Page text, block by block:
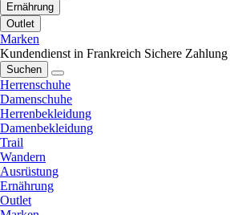
Ernährung
Outlet
Marken
Kundendienst in Frankreich Sichere Zahlung
Suchen
Herrenschuhe
Damenschuhe
Herrenbekleidung
Damenbekleidung
Trail
Wandern
Ausrüstung
Ernährung
Outlet